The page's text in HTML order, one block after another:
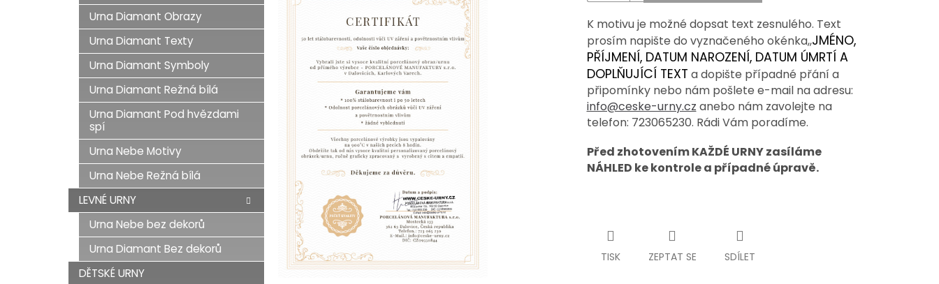
Urna Diamant Obrazy
Urna Diamant Texty
Urna Diamant Symboly
Urna Diamant Režná bílá
Urna Diamant Pod hvězdami
spí
Urna Nebe Motivy
Urna Nebe Režná bílá
LEVNÉ URNY
Urna Nebe bez dekorů
Urna Diamant Bez dekorů
DĚTSKÉ URNY
K motivu je možné dopsat text zesnulého. Text
prosím napište do vyznačeného okénka,,JMÉNO,
PŘÍJMENÍ, DATUM NAROZENÍ, DATUM ÚMRTÍ A
DOPLŇUJÍCÍ TEXT a dopište případné přání a
připomínky nebo nám pošlete e-mail na adresu:
info@ceske-urny.cz anebo nám zavolejte na
telefon: 723065230. Rádi Vám poradíme.
Před zhotovením KAŽDÉ URNY zasíláme
NÁHLED ke kontrole a případné úpravě.
TISK ZEPTAT SE SDÍLET